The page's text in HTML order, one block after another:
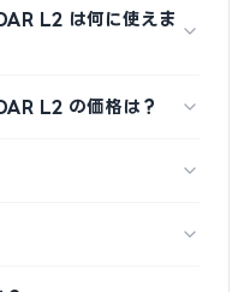
L2 は何に使えま
L2 の価格は？